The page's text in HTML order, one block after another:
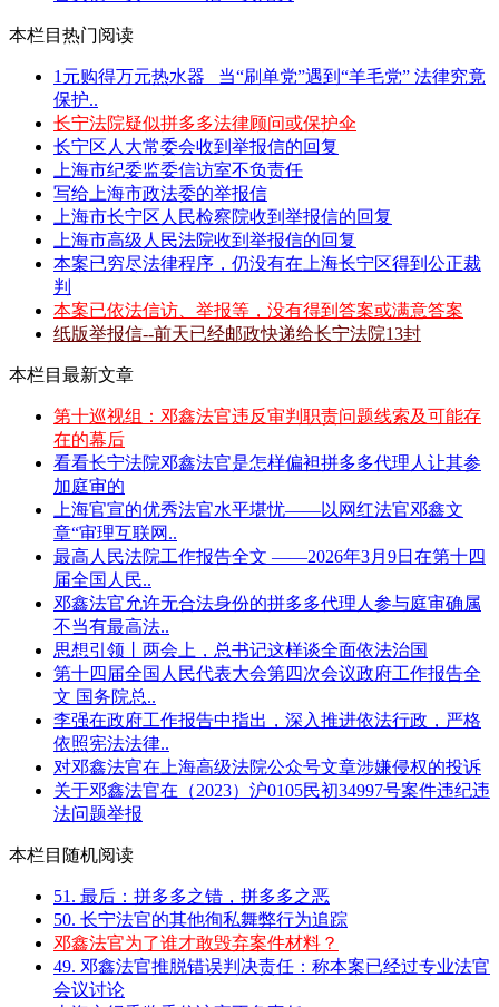
本栏目热门阅读
1元购得万元热水器 _当“刷单党”遇到“羊毛党” 法律究竟
保护..
长宁法院疑似拼多多法律顾问或保护伞
长宁区人大常委会收到举报信的回复
上海市纪委监委信访室不负责任
写给上海市政法委的举报信
上海市长宁区人民检察院收到举报信的回复
上海市高级人民法院收到举报信的回复
本案已穷尽法律程序，仍没有在上海长宁区得到公正裁
判
本案已依法信访、举报等，没有得到答案或满意答案
纸版举报信--前天已经邮政快递给长宁法院13封
本栏目最新文章
第十巡视组：邓鑫法官违反审判职责问题线索及可能存
在的幕后
看看长宁法院邓鑫法官是怎样偏袒拼多多代理人让其参
加庭审的
上海官宣的优秀法官水平堪忧——以网红法官邓鑫文
章“审理互联网..
最高人民法院工作报告全文 ——2026年3月9日在第十四
届全国人民..
邓鑫法官允许无合法身份的拼多多代理人参与庭审确属
不当有最高法..
思想引领丨两会上，总书记这样谈全面依法治国
第十四届全国人民代表大会第四次会议政府工作报告全
文 国务院总..
李强在政府工作报告中指出，深入推进依法行政，严格
依照宪法法律..
对邓鑫法官在上海高级法院公众号文章涉嫌侵权的投诉
关于邓鑫法官在（2023）沪0105民初34997号案件违纪违
法问题举报
本栏目随机阅读
51. 最后：拼多多之错，拼多多之恶
50. 长宁法官的其他徇私舞弊行为追踪
邓鑫法官为了谁才敢毁弃案件材料？
49. 邓鑫法官推脱错误判决责任：称本案已经过专业法官
会议讨论